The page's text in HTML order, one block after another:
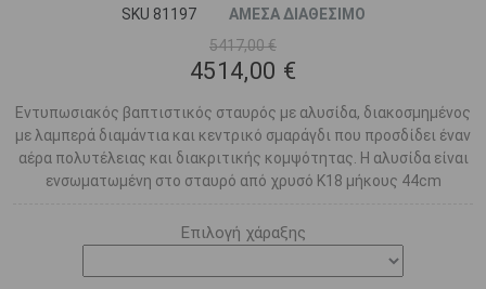
SKU 81197
ΑΜΕΣΑ ΔΙΑΘΕΣΙΜΟ
5417,00 €
4514,00 €
Εντυπωσιακός βαπτιστικός σταυρός με αλυσίδα, διακοσμημένος
με λαμπερά διαμάντια και κεντρικό σμαράγδι που προσδίδει έναν
αέρα πολυτέλειας και διακριτικής κομψότητας. Η αλυσίδα είναι
ενσωματωμένη στο σταυρό από χρυσό Κ18 μήκους 44cm
Επιλογή χάραξης